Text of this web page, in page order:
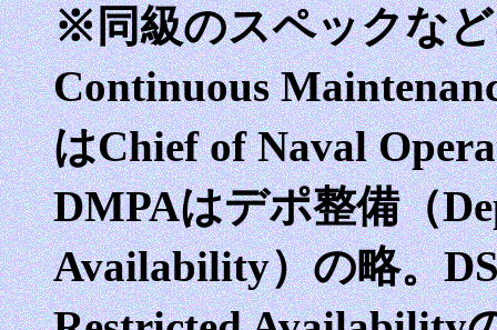
※同級のスペックな
Continuous
はChief of Naval
DMPAはデポ整備（
Availability）の略。